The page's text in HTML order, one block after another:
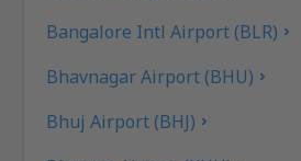
Bangalore Intl Airport (BLR)
Bhavnagar Airport (BHU)
Bhuj Airport (BHJ)